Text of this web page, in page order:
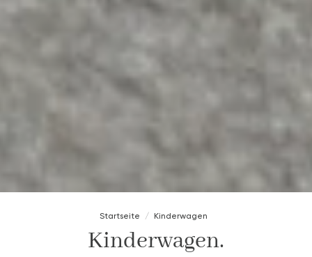
Startseite Kinderwagen
Kinderwagen.